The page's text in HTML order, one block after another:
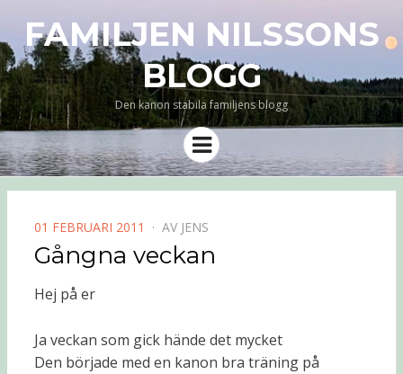
FAMILJEN NILSSONS
BLOGG
Den kanon stabila familjens blogg
Meny
PUBLICERAD
DEN
01 FEBRUARI 2011 AV JENS
Gångna veckan
Hej på er
Ja veckan som gick hände det mycket
Den började med en kanon bra träning på